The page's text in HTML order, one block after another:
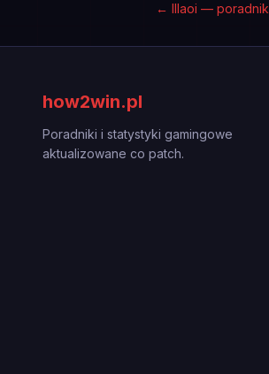
← Illaoi — poradnik
how2win.pl
Poradniki i statystyki gamingowe
aktualizowane co patch.